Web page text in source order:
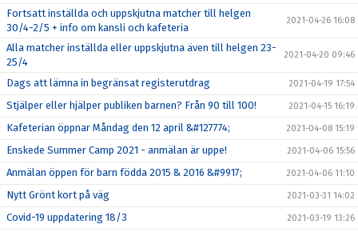
Fortsatt inställda och uppskjutna matcher till helgen
30/4-2/5 + info om kansli och kafeteria
2021-04-26 16:08
Alla matcher inställda eller uppskjutna även till helgen 23-
25/4
2021-04-20 09:46
Dags att lämna in begränsat registerutdrag 2021-04-19 17:54
Stjälper eller hjälper publiken barnen? Från 90 till 100! 2021-04-15 16:19
Kafeterian öppnar Måndag den 12 april &#127774; 2021-04-08 15:19
Enskede Summer Camp 2021 - anmälan är uppe! 2021-04-06 15:56
Anmälan öppen för barn födda 2015 & 2016 &#9917; 2021-04-06 11:10
Nytt Grönt kort på väg 2021-03-31 14:02
Covid-19 uppdatering 18/3 2021-03-19 13:26